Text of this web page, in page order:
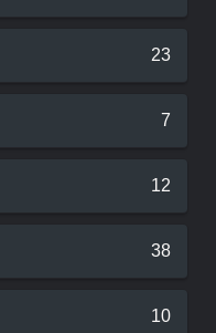
23
7
12
38
10